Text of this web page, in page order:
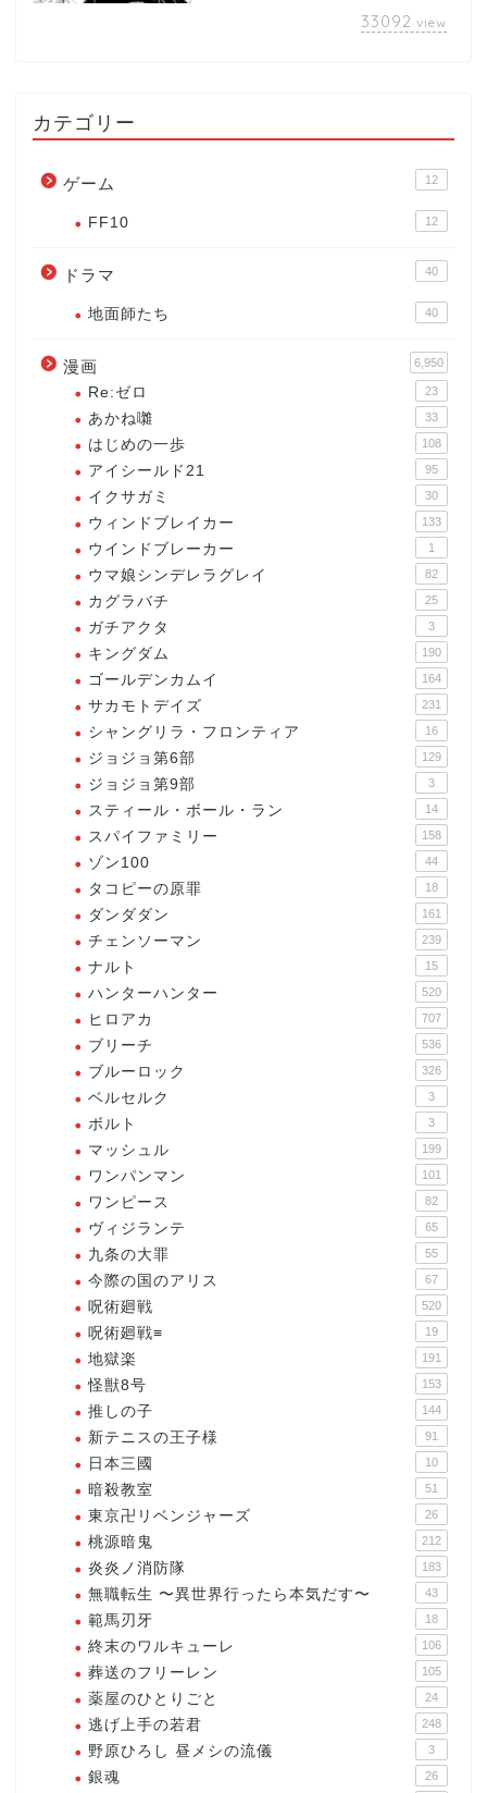
33092 view
カテゴリー
ゲーム 12
FF10 12
ドラマ 40
地面師たち 40
漫画 6,950
Re:ゼロ 23
あかね囃 33
はじめの一歩 108
アイシールド21 95
イクサガミ 30
ウィンドブレイカー 133
ウインドブレーカー 1
ウマ娘シンデレラグレイ 82
カグラバチ 25
ガチアクタ 3
キングダム 190
ゴールデンカムイ 164
サカモトデイズ 231
シャングリラ・フロンティア 16
ジョジョ第6部 129
ジョジョ第9部 3
スティール・ボール・ラン 14
スパイファミリー 158
ゾン100 44
タコピーの原罪 18
ダンダダン 161
チェンソーマン 239
ナルト 15
ハンターハンター 520
ヒロアカ 707
ブリーチ 536
ブルーロック 326
ベルセルク 3
ボルト 3
マッシュル 199
ワンパンマン 101
ワンピース 82
ヴィジランテ 65
九条の大罪 55
今際の国のアリス 67
呪術廻戦 520
呪術廻戦≡ 19
地獄楽 191
怪獣8号 153
推しの子 144
新テニスの王子様 91
日本三國 10
暗殺教室 51
東京卍リベンジャーズ 26
桃源暗鬼 212
炎炎ノ消防隊 183
無職転生 〜異世界行ったら本気だす〜 43
範馬刃牙 18
終末のワルキューレ 106
葬送のフリーレン 105
薬屋のひとりごと 24
逃げ上手の若君 248
野原ひろし 昼メシの流儀 3
銀魂 26